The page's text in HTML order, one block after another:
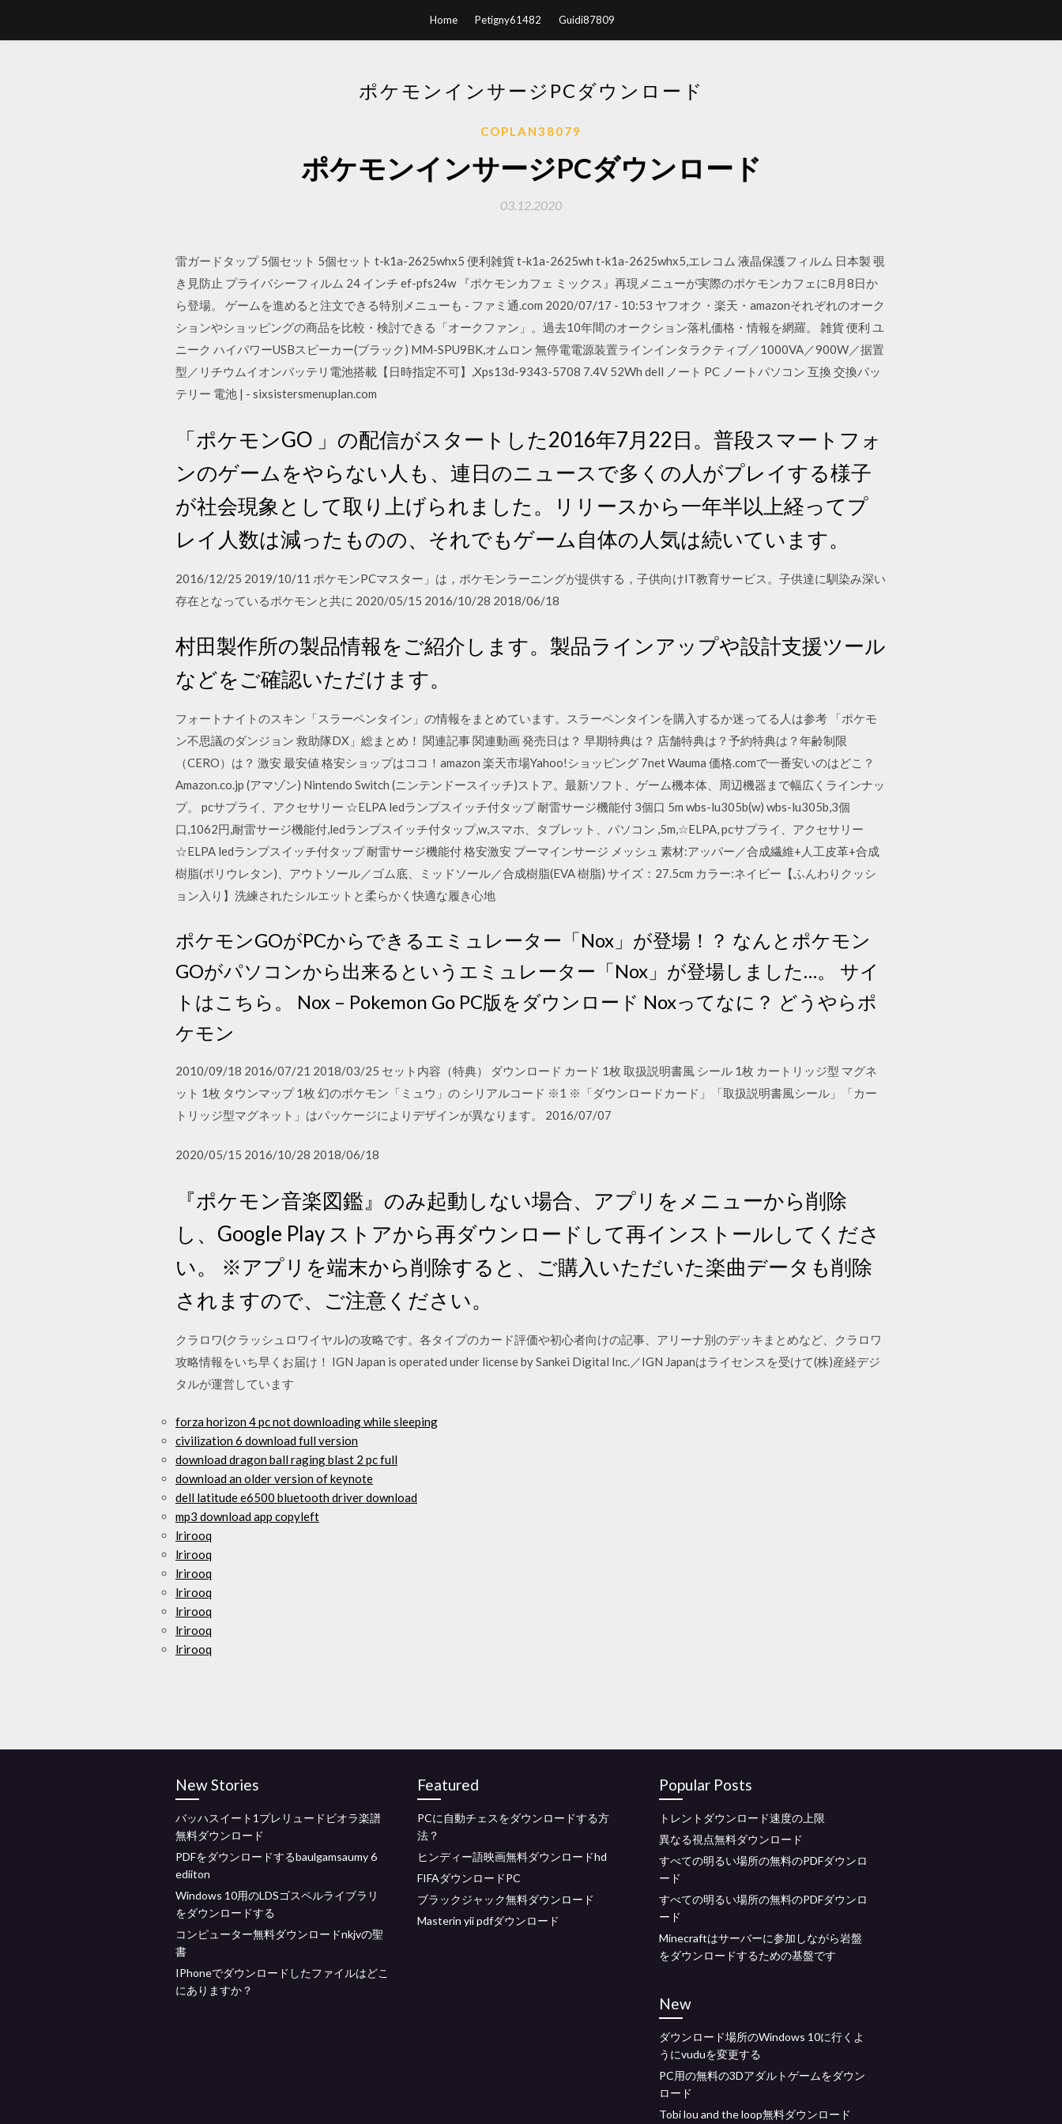
Home Petigny61482 Guidi87809
ポケモンインサージPCダウンロード
COPLAN38079
ポケモンインサージPCダウンロード
03.12.2020
雷ガードタップ 5個セット 5個セット t-k1a-2625whx5 便利雑貨 t-k1a-2625wh t-k1a-2625whx5,エレコム 液晶保護フィルム 日本製 覗
き見防止 プライバシーフィルム 24 インチ ef-pfs24w 『ポケモンカフェ ミックス』再現メニューが実際のポケモンカフェに8月8日か
ら登場。 ゲームを進めると注文できる特別メニューも - ファミ通.com 2020/07/17 - 10:53 ヤフオク・楽天・amazonそれぞれのオーク
ションやショッピングの商品を比較・検討できる「オークファン」。過去10年間のオークション落札価格・情報を網羅。 雑貨 便利 ユ
ニーク ハイパワーUSBスピーカー(ブラック) MM-SPU9BK,オムロン 無停電電源装置ラインインタラクティブ／1000VA／900W／据置
型／リチウムイオンバッテリ電池搭載【日時指定不可】,Xps13d-9343-5708 7.4V 52Wh dell ノート PC ノートパソコン 互換 交換バッ
テリー 電池 | - sixsistersmenuplan.com
「ポケモンGO 」の配信がスタートした2016年7月22日。普段スマートフォ
ンのゲームをやらない人も、連日のニュースで多くの人がプレイする様子
が社会現象として取り上げられました。リリースから一年半以上経ってプ
レイ人数は減ったものの、それでもゲーム自体の人気は続いています。
2016/12/25 2019/10/11 ポケモンPCマスター」は，ポケモンラーニングが提供する，子供向けIT教育サービス。子供達に馴染み深い
存在となっているポケモンと共に 2020/05/15 2016/10/28 2018/06/18
村田製作所の製品情報をご紹介します。製品ラインアップや設計支援ツール
などをご確認いただけます。
フォートナイトのスキン「スラーペンタイン」の情報をまとめています。スラーペンタインを購入するか迷ってる人は参考 「ポケモ
ン不思議のダンジョン 救助隊DX」総まとめ！ 関連記事 関連動画 発売日は？ 早期特典は？ 店舗特典は？予約特典は？年齢制限
（CERO）は？ 激安 最安値 格安ショップはココ！amazon 楽天市場Yahoo!ショッピング 7net Wauma 価格.comで一番安いのはどこ？
Amazon.co.jp (アマゾン) Nintendo Switch (ニンテンドースイッチ)ストア。最新ソフト、ゲーム機本体、周辺機器まで幅広くラインナッ
プ。 pcサプライ、アクセサリー ☆ELPA ledランプスイッチ付タップ 耐雷サージ機能付 3個口 5m wbs-lu305b(w) wbs-lu305b,3個
口,1062円,耐雷サージ機能付,ledランプスイッチ付タップ,w,スマホ、タブレット、パソコン ,5m,☆ELPA, pcサプライ、アクセサリー
☆ELPA ledランプスイッチ付タップ 耐雷サージ機能付 格安激安 プーマインサージ メッシュ 素材:アッパー／合成繊維+人工皮革+合成
樹脂(ポリウレタン)、アウトソール／ゴム底、ミッドソール／合成樹脂(EVA 樹脂) サイズ：27.5cm カラー:ネイビー【ふんわりクッシ
ョン入り】洗練されたシルエットと柔らかく快適な履き心地
ポケモンGOがPCからできるエミュレーター「Nox」が登場！？ なんとポケモン
GOがパソコンから出来るというエミュレーター「Nox」が登場しました…。 サイ
トはこちら。 Nox – Pokemon Go PC版をダウンロード Noxってなに？ どうやらポ
ケモン
2010/09/18 2016/07/21 2018/03/25 セット内容（特典） ダウンロード カード 1枚 取扱説明書風 シール 1枚 カートリッジ型 マグネ
ット 1枚 タウンマップ 1枚 幻のポケモン「ミュウ」の シリアルコード ※1 ※「ダウンロードカード」「取扱説明書風シール」「カー
トリッジ型マグネット」はパッケージによりデザインが異なります。 2016/07/07
2020/05/15 2016/10/28 2018/06/18
『ポケモン音楽図鑑』のみ起動しない場合、アプリをメニューから削除
し、Google Play ストアから再ダウンロードして再インストールしてくださ
い。 ※アプリを端末から削除すると、ご購入いただいた楽曲データも削除
されますので、ご注意ください。
クラロワ(クラッシュロワイヤル)の攻略です。各タイプのカード評価や初心者向けの記事、アリーナ別のデッキまとめなど、クラロワ
攻略情報をいち早くお届け！ IGN Japan is operated under license by Sankei Digital Inc.／IGN Japanはライセンスを受けて(株)産経デジ
タルが運営しています
forza horizon 4 pc not downloading while sleeping
civilization 6 download full version
download dragon ball raging blast 2 pc full
download an older version of keynote
dell latitude e6500 bluetooth driver download
mp3 download app copyleft
lrirooq
lrirooq
lrirooq
lrirooq
lrirooq
lrirooq
lrirooq
New Stories
バッハスイート1プレリュードビオラ楽譜
無料ダウンロード
PDFをダウンロードするbaulgamsaumy 6
ediiton
Windows 10用のLDSゴスペルライブラリ
をダウンロードする
コンピューター無料ダウンロードnkjvの聖
書
IPhoneでダウンロードしたファイルはどこ
にありますか？
Featured
PCに自動チェスをダウンロードする方
法？
ヒンディー語映画無料ダウンロードhd
FIFAダウンロードPC
ブラックジャック無料ダウンロード
Masterin yii pdfダウンロード
Popular Posts
トレントダウンロード速度の上限
異なる視点無料ダウンロード
すべての明るい場所の無料のPDFダウンロ
ード
すべての明るい場所の無料のPDFダウンロ
ード
Minecraftはサーバーに参加しながら岩盤
をダウンロードするための基盤です
New
ダウンロード場所のWindows 10に行くよ
うにvuduを変更する
PC用の無料の3Dアダルトゲームをダウン
ロード
Tobi lou and the loop無料ダウンロード